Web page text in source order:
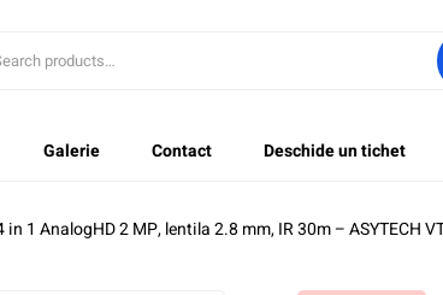
Galerie Contact Deschide un tichet
in 1 AnalogHD 2 MP, lentila 2.8 mm, IR 30m – ASYTECH